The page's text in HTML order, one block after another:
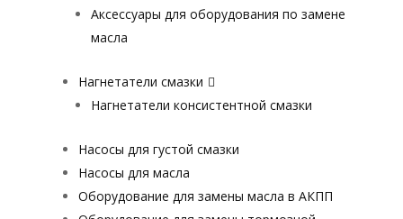
Аксессуары для оборудования по замене
масла
Нагнетатели смазки
Нагнетатели консистентной смазки
Насосы для густой смазки
Насосы для масла
Оборудование для замены масла в АКПП